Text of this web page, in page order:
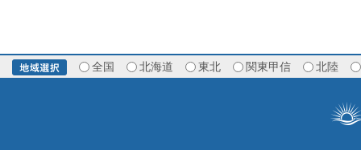
全国 北海道 東北 関東甲信 北陸